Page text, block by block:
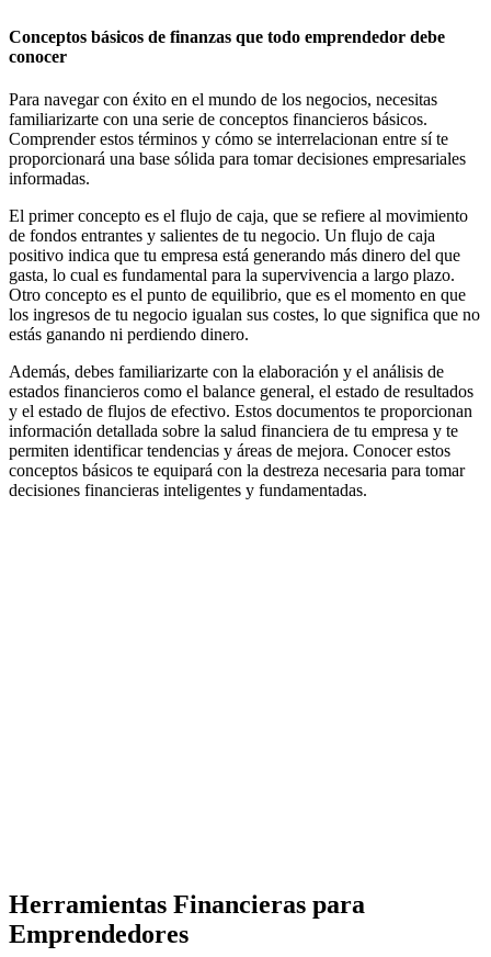
Conceptos básicos de finanzas que todo emprendedor debe
conocer
Para navegar con éxito en el mundo de los negocios, necesitas
familiarizarte con una serie de conceptos financieros básicos.
Comprender estos términos y cómo se interrelacionan entre sí te
proporcionará una base sólida para tomar decisiones empresariales
informadas.
El primer concepto es el flujo de caja, que se refiere al movimiento
de fondos entrantes y salientes de tu negocio. Un flujo de caja
positivo indica que tu empresa está generando más dinero del que
gasta, lo cual es fundamental para la supervivencia a largo plazo.
Otro concepto es el punto de equilibrio, que es el momento en que
los ingresos de tu negocio igualan sus costes, lo que significa que no
estás ganando ni perdiendo dinero.
Además, debes familiarizarte con la elaboración y el análisis de
estados financieros como el balance general, el estado de resultados
y el estado de flujos de efectivo. Estos documentos te proporcionan
información detallada sobre la salud financiera de tu empresa y te
permiten identificar tendencias y áreas de mejora. Conocer estos
conceptos básicos te equipará con la destreza necesaria para tomar
decisiones financieras inteligentes y fundamentadas.
Herramientas Financieras para
Emprendedores